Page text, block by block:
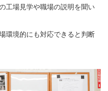
工場見学や職場の説明を聞い
環境的にも対応できると判断